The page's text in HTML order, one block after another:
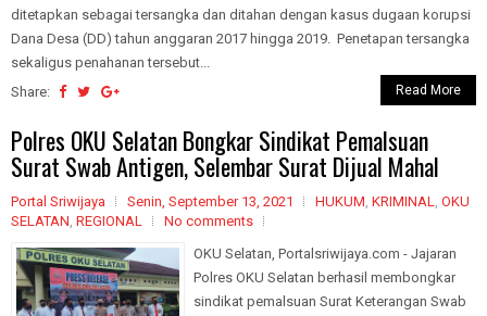
ditetapkan sebagai tersangka dan ditahan dengan kasus dugaan korupsi
Dana Desa (DD) tahun anggaran 2017 hingga 2019. Penetapan tersangka
sekaligus penahanan tersebut...
Share:
Read More
Polres OKU Selatan Bongkar Sindikat Pemalsuan
Surat Swab Antigen, Selembar Surat Dijual Mahal
Portal Sriwijaya Senin, September 13, 2021 HUKUM, KRIMINAL, OKU
SELATAN, REGIONAL
No comments
OKU Selatan, Portalsriwijaya.com - Jajaran
Polres OKU Selatan berhasil membongkar
sindikat pemalsuan Surat Keterangan Swab